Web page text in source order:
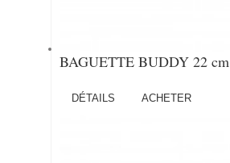
BAGUETTE BUDDY 22 cm
DÉTAILS ACHETER